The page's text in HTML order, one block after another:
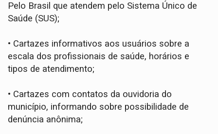
Pelo Brasil que atendem pelo Sistema Único de
Saúde (SUS);
• Cartazes informativos aos usuários sobre a
escala dos profissionais de saúde, horários e
tipos de atendimento;
• Cartazes com contatos da ouvidoria do
município, informando sobre possibilidade de
denúncia anônima;